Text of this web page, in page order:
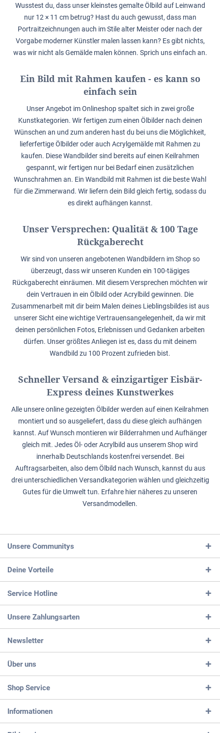
Wusstest du, dass unser kleinstes gemalte Ölbild auf Leinwand
nur 12 × 11 cm betrug? Hast du auch gewusst, dass man
Portraitzeichnungen auch im Stile alter Meister oder nach der
Vorgabe moderner Künstler malen lassen kann? Es gibt nichts,
was wir nicht als Gemälde malen können. Sprich uns einfach an.
Ein Bild mit Rahmen kaufen - es kann so
einfach sein
Unser Angebot im Onlineshop spaltet sich in zwei große
Kunstkategorien. Wir fertigen zum einen Ölbilder nach deinen
Wünschen an und zum anderen hast du bei uns die Möglichkeit,
lieferfertige Ölbilder oder auch Acrylgemälde mit Rahmen zu
kaufen. Diese Wandbilder sind bereits auf einen Keilrahmen
gespannt, wir fertigen nur bei Bedarf einen zusätzlichen
Wunschrahmen an. Ein Wandbild mit Rahmen ist die beste Wahl
für die Zimmerwand. Wir liefern dein Bild gleich fertig, sodass du
es direkt aufhängen kannst.
Unser Versprechen: Qualität & 100 Tage
Rückgaberecht
Wir sind von unseren angebotenen Wandbildern im Shop so
überzeugt, dass wir unseren Kunden ein 100-tägiges
Rückgaberecht einräumen. Mit diesem Versprechen möchten wir
dein Vertrauen in ein Ölbild oder Acrylbild gewinnen. Die
Zusammenarbeit mit dir beim Malen deines Lieblingsbildes ist aus
unserer Sicht eine wichtige Vertrauensangelegenheit, da wir mit
deinen persönlichen Fotos, Erlebnissen und Gedanken arbeiten
dürfen. Unser größtes Anliegen ist es, dass du mit deinem
Wandbild zu 100 Prozent zufrieden bist.
Schneller Versand & einzigartiger Eisbär-
Express deines Kunstwerkes
Alle unsere online gezeigten Ölbilder werden auf einen Keilrahmen
montiert und so ausgeliefert, dass du diese gleich aufhängen
kannst. Auf Wunsch montieren wir Bilderrahmen und Aufhänger
gleich mit. Jedes Öl- oder Acrylbild aus unserem Shop wird
innerhalb Deutschlands kostenfrei versendet. Bei
Auftragsarbeiten, also dem Ölbild nach Wunsch, kannst du aus
drei unterschiedlichen Versandkategorien wählen und gleichzeitig
Gutes für die Umwelt tun. Erfahre hier näheres zu unseren
Versandmodellen.
Unsere Communitys
Deine Vorteile
Service Hotline
Unsere Zahlungsarten
Newsletter
Über uns
Shop Service
Informationen